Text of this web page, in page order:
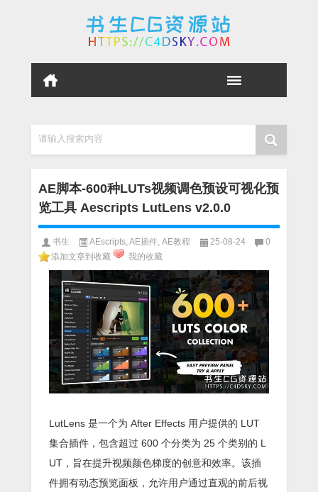
请输入搜索内容
AE脚本-600种LUTs视频调色预设可视化预
览工具 Aescripts LutLens v2.0.0
书生 AEscripts AE插件 AE教程 25-08-24
0
添加文章到收藏
我的收藏
LutLens 是一个为 After Effects 用户提供的 LUT
集合插件，包含超过 600 个分类为 25 个类别的 L
UT，旨在提升视频颜色梯度的创意和效率。该插
件拥有动态预览面板，允许用户通过直观的前后视